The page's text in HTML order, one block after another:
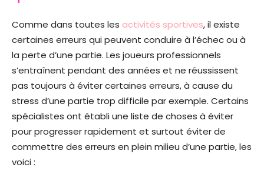
Comme dans toutes les activités sportives, il existe
certaines erreurs qui peuvent conduire à l’échec ou à
la perte d’une partie. Les joueurs professionnels
s’entraînent pendant des années et ne réussissent
pas toujours à éviter certaines erreurs, à cause du
stress d’une partie trop difficile par exemple. Certains
spécialistes ont établi une liste de choses à éviter
pour progresser rapidement et surtout éviter de
commettre des erreurs en plein milieu d’une partie, les
voici :